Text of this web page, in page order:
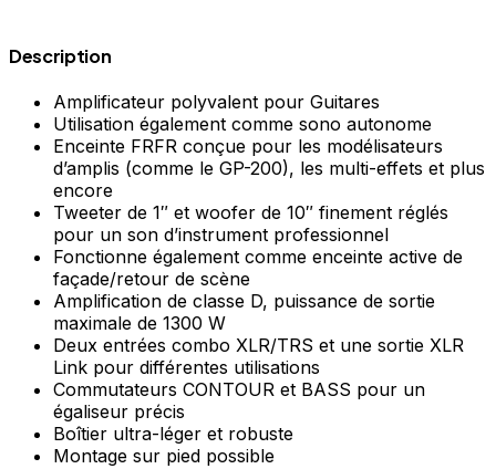
Description
Amplificateur polyvalent pour Guitares
Utilisation également comme sono autonome
Enceinte FRFR conçue pour les modélisateurs
d’amplis (comme le GP-200), les multi-effets et plus
encore
Tweeter de 1″ et woofer de 10″ finement réglés
pour un son d’instrument professionnel
Fonctionne également comme enceinte active de
façade/retour de scène
Amplification de classe D, puissance de sortie
maximale de 1300 W
Deux entrées combo XLR/TRS et une sortie XLR
Link pour différentes utilisations
Commutateurs CONTOUR et BASS pour un
égaliseur précis
Boîtier ultra-léger et robuste
Montage sur pied possible